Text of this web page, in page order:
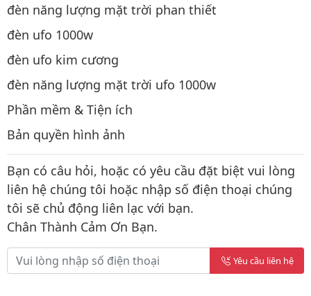
đèn năng lượng mặt trời phan thiết
đèn ufo 1000w
đèn ufo kim cương
đèn năng lượng mặt trời ufo 1000w
Phần mềm & Tiện ích
Bản quyền hình ảnh
Bạn có câu hỏi, hoặc có yêu cầu đặt biệt vui lòng
liên hệ chúng tôi hoặc nhập số điện thoại chúng
tôi sẽ chủ động liên lạc với bạn.
Chân Thành Cảm Ơn Bạn.
Yêu cầu liên hệ